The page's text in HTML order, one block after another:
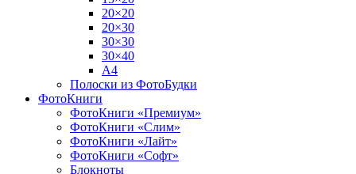
20×20
20×30
30×30
30×40
A4
Полоски из ФотоБудки
ФотоКниги
ФотоКниги «Премиум»
ФотоКниги «Слим»
ФотоКниги «Лайт»
ФотоКниги «Софт»
Блокноты